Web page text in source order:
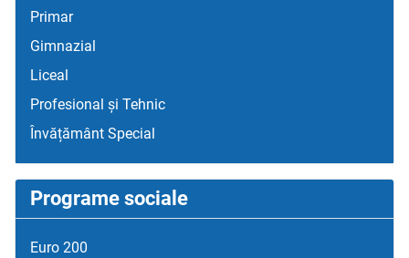
Primar
Gimnazial
Liceal
Profesional și Tehnic
Învățământ Special
Programe sociale
Euro 200